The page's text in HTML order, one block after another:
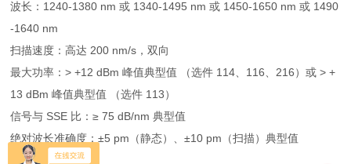
波长：1240-1380 nm 或 1340-1495 nm 或 1450-1650 nm 或 1490
-1640 nm
扫描速度：高达 200 nm/s，双向
最大功率：> +12 dBm 峰值典型值 （选件 114、116、216）或 > +
13 dBm 峰值典型值 （选件 113）
信号与 SSE 比：≥ 75 dB/nm 典型值
绝对波长准确度：±5 pm（静态）、±10 pm（扫描）典型值